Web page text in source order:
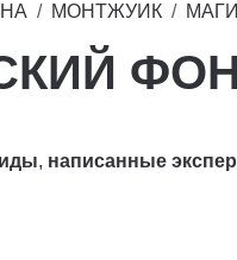
МОНТЖУИК
, написанные